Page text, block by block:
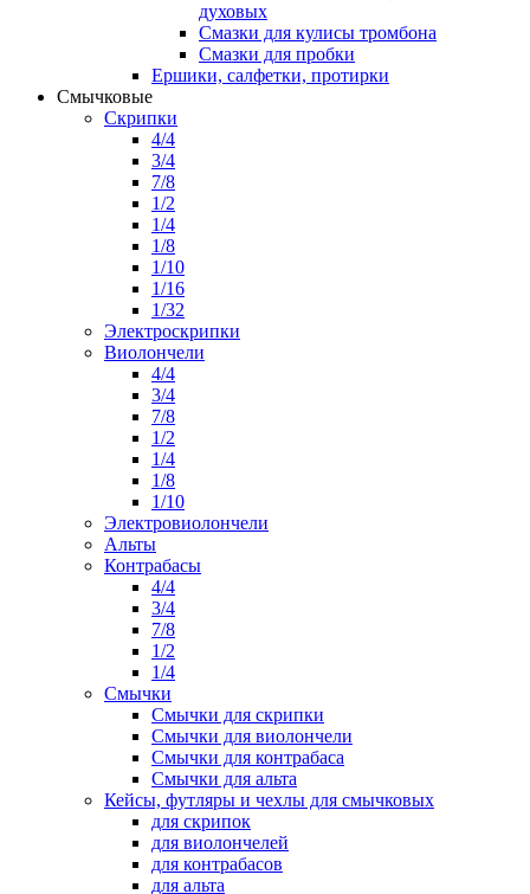
духовых
Смазки для кулисы тромбона
Смазки для пробки
Ершики, салфетки, протирки
Смычковые
Скрипки
4/4
3/4
7/8
1/2
1/4
1/8
1/10
1/16
1/32
Электроскрипки
Виолончели
4/4
3/4
7/8
1/2
1/4
1/8
1/10
Электровиолончели
Альты
Контрабасы
4/4
3/4
7/8
1/2
1/4
Смычки
Смычки для скрипки
Смычки для виолончели
Смычки для контрабаса
Смычки для альта
Кейсы, футляры и чехлы для смычковых
для скрипок
для виолончелей
для контрабасов
для альта